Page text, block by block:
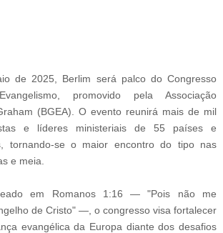
de 2025, Berlim será palco do Congresso
promovido pela Associação
(BGEA). O evento reunirá mais de mil
e líderes ministeriais de 55 países e
tornando-se o maior encontro do tipo nas
e meia.
em Romanos 1:16 — "Pois não me
de Cristo" —, o congresso visa fortalecer
evangélica da Europa diante dos desafios